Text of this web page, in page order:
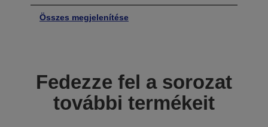
Összes megjelenítése
Fedezze fel a sorozat
további termékeit